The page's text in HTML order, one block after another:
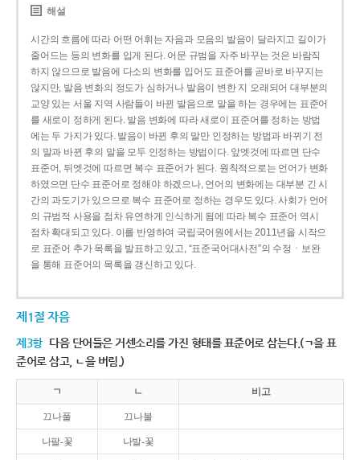
해설
시간의 흐름에 따라 어떤 어휘는 자음과 모음의 발음이 달라지고 길이가
줄어드는 등의 변화를 입게 된다. 어문 규범을 자주 바꾸는 것은 바람직
하지 않으므로 발음에 다소의 변화를 입어도 표준어를 곧바로 바꾸지는
않지만, 발음 변화의 정도가 심하거나 발음이 변한 지 오래되어 대부분의
교양 있는 서울 지역 사람들이 바뀐 발음으로 말을 하는 경우에는 표준어
를 새로이 정하게 된다. 발음 변화에 따라 새로이 표준어를 정하는 방법
에는 두 가지가 있다. 발음이 바뀐 후의 말만 인정하는 방법과 바뀌기 전
의 말과 바뀐 후의 말을 모두 인정하는 방법이다. 앞엣것에 따르면 단수
표준어, 뒤엣것에 따르면 복수 표준어가 된다. 원칙적으로는 언어가 변화
하였으면 단수 표준어로 정해야 하겠으나, 언어의 변화에는 대부분 긴 시
간의 과도기가 있으므로 복수 표준어로 정하는 경우도 있다. 사회가 언어
의 규범적 사용을 점차 유연하게 인식하게 됨에 따라 복수 표준어 역시
점차 확대되고 있다. 이를 반영하여 국립국어원에서는 2011년을 시작으
로 표준어 추가 목록을 발표하고 있고, “표준국어대사전”의 수정ㆍ보완
을 통해 표준어의 목록을 갱신하고 있다.
제1절 자음
제3항 다음 단어들은 거센소리를 가진 형태를 표준어로 삼는다.(ㄱ을 표
준어로 삼고, ㄴ을 버림.)
ㄱ ㄴ 비고
끄나풀 끄나불
나팔-꽃 나발-꽃